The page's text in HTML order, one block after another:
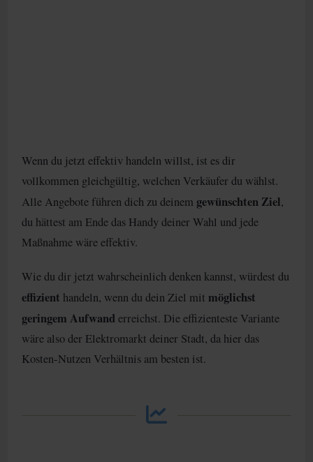
Wenn du jetzt effektiv handeln willst, ist es dir
vollkommen gleichgültig, welchen Verkäufer du wählst.
Alle Angebote führen dich zu deinem gewünschten Ziel,
du hättest am Ende das Handy deiner Wahl und jede
Maßnahme wäre effektiv.
Wie du dir jetzt wahrscheinlich denken kannst, würdest du
effizient handeln, wenn du dein Ziel mit möglichst
geringem Aufwand erreichst. Die effizienteste Variante
wäre also der Elektromarkt deiner Stadt, da hier das
Kosten-Nutzen Verhältnis am besten ist.